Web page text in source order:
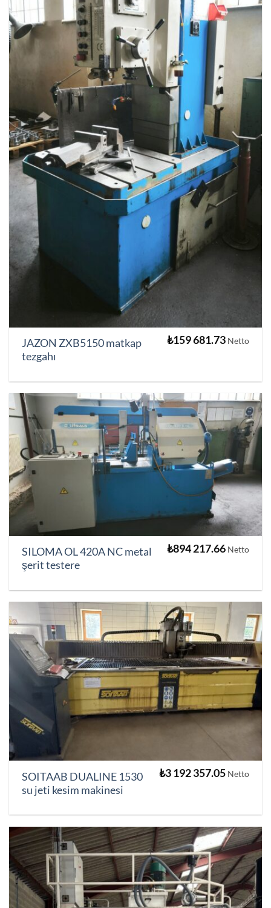
JAZON ZXB5150 matkap
tezgahı
₺159 681.73 Netto
SILOMA OL 420A NC metal
şerit testere
₺894 217.66 Netto
SOITAAB DUALINE 1530
su jeti kesim makinesi
₺3 192 357.05 Netto